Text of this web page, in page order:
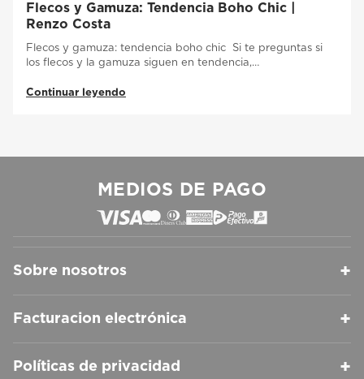
Flecos y Gamuza: Tendencia Boho Chic |
Renzo Costa
Flecos y gamuza: tendencia boho chic Si te preguntas si
los flecos y la gamuza siguen en tendencia,…
Continuar leyendo
MEDIOS DE PAGO
Sobre nosotros +
Facturacion electrónica +
Políticas de privacidad +